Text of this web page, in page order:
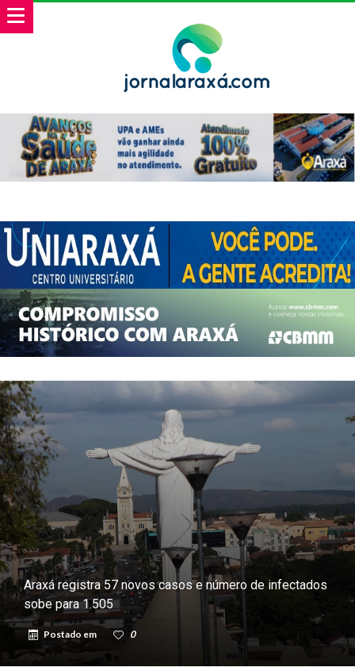
Araxá registra 57 novos casos e número de infectados
sobe para 1.505
Postado em 0